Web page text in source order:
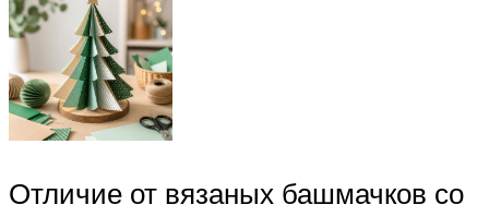
Отличие от вязаных башмачков со